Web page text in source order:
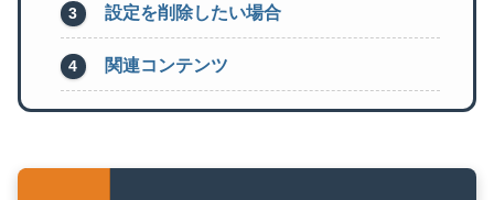
設定を削除したい場合
関連コンテンツ